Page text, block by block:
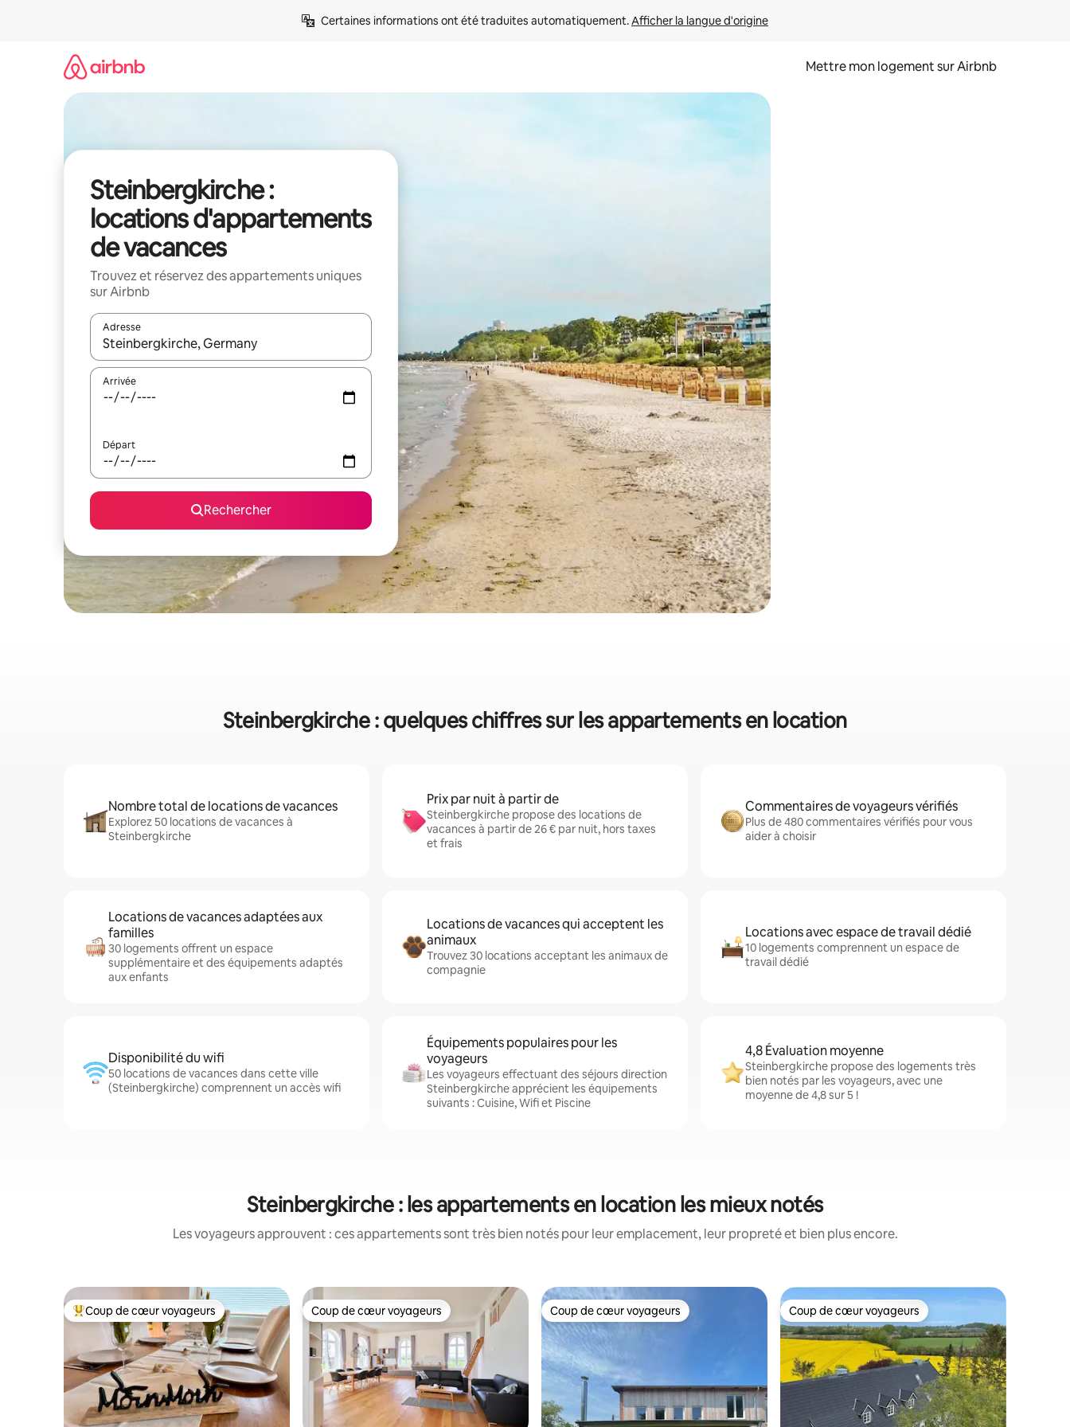
Certaines informations ont été traduites automatiquement. Afficher la langue d'origine
Mettre mon logement sur Airbnb
Steinbergkirche :
locations d'appartements
de vacances
Trouvez et réservez des appartements uniques
sur Airbnb
Adresse
Lorsque les résultats s'affichent, utilisez les flèches vers le haut et vers le bas pour les parcourir ou en appuyant et en faisant glisser.
Arrivée
Départ
Rechercher
Steinbergkirche : quelques chiffres sur les appartements en location
Nombre total de locations de vacances
Explorez 50 locations de vacances à
Steinbergkirche
Prix par nuit à partir de
Steinbergkirche propose des locations de
vacances à partir de 26 € par nuit, hors taxes
et frais
Commentaires de voyageurs vérifiés
Plus de 480 commentaires vérifiés pour vous
aider à choisir
Locations de vacances adaptées aux
familles
30 logements offrent un espace
supplémentaire et des équipements adaptés
aux enfants
Locations de vacances qui acceptent les
animaux
Trouvez 30 locations acceptant les animaux de
compagnie
Locations avec espace de travail dédié
10 logements comprennent un espace de
travail dédié
Disponibilité du wifi
50 locations de vacances dans cette ville
(Steinbergkirche) comprennent un accès wifi
Équipements populaires pour les
voyageurs
Les voyageurs effectuant des séjours direction
Steinbergkirche apprécient les équipements
suivants : Cuisine, Wifi et Piscine
4,8 Évaluation moyenne
Steinbergkirche propose des logements très
bien notés par les voyageurs, avec une
moyenne de 4,8 sur 5 !
Steinbergkirche : les appartements en location les mieux notés
Les voyageurs approuvent : ces appartements sont très bien notés pour leur emplacement, leur propreté et bien plus encore.
Coups de cœur voyageurs les plus appréciés
Coup de cœur voyageurs Coup de cœur voyageurs
Coup de cœur voyageurs Coup de cœur voyageurs
Coup de cœur voyageurs Coup de cœur voyageurs
Coup de cœur voyageurs